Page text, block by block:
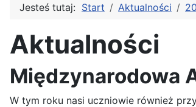
Jesteś tutaj: Start Aktualności
Aktualności
Międzynarodowa
W tym roku nasi uczniowie również